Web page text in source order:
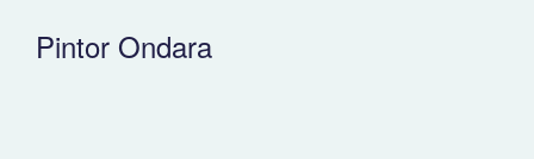
Pintor Ondara